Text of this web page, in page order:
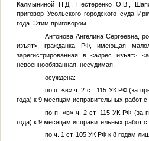
Калмыниной Н.Д., Нестеренко О.В.,
приговор Усольского городского суда
года. Этим приговором
Антонова Ангелина Сергеевна,
изъят>, гражданка РФ, имеющая
зарегистрированная в<адрес изъят>
невоеннообязанная, несудимая,
осуждена:
по п. «в» ч. 2 ст. 115 УК РФ (за
года) к 9 месяцам исправительных работ
по п. «в» ч. 2 ст. 115 УК РФ (за
года) к 9 месяцам исправительных работ
по ч. 1 ст. 105 УК РФ к 8 годам